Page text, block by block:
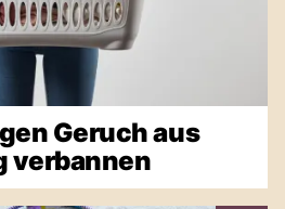
Geruch aus
verbannen